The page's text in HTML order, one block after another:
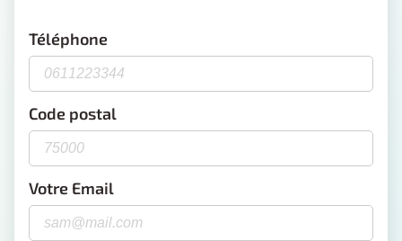
Téléphone
Code postal
Votre Email